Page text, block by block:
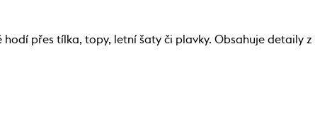
hodí přes tílka, topy, letní šaty či plavky. Obsahuje detaily